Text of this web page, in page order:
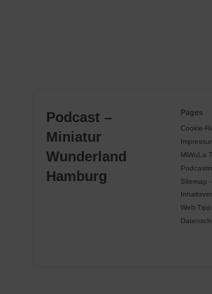
Podcast –
Miniatur
Wunderland
Hamburg
Pages
Cookie-
MiWuLa
Sitemap –
Web-